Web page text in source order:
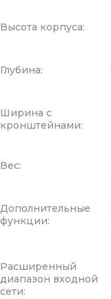
Высота корпуса:
Глубина:
Ширина с
кронштейнами:
Вес:
Дополнительные
функции:
Расширенный
диапазон входной
сети: